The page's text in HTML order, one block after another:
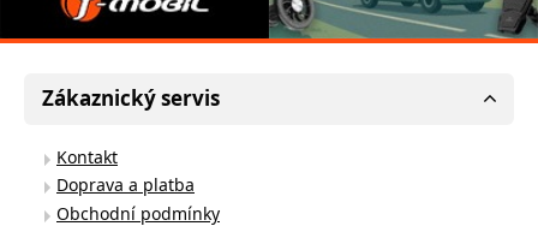
Zákaznický servis
Kontakt
Doprava a platba
Obchodní podmínky